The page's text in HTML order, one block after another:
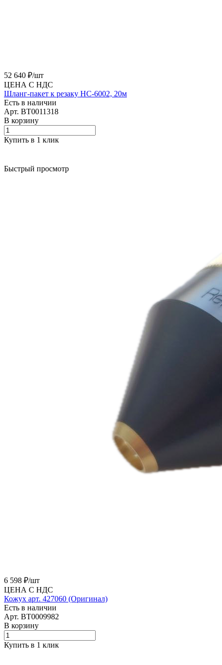
52 640 ₽/шт
ЦЕНА С НДС
Шланг-пакет к резаку HC-6002, 20м
Есть в наличии
Арт. BT0011318
В корзину
Купить в 1 клик
Быстрый просмотр
6 598 ₽/шт
ЦЕНА С НДС
Кожух арт. 427060 (Оригинал)
Есть в наличии
Арт. BT0009982
В корзину
Купить в 1 клик